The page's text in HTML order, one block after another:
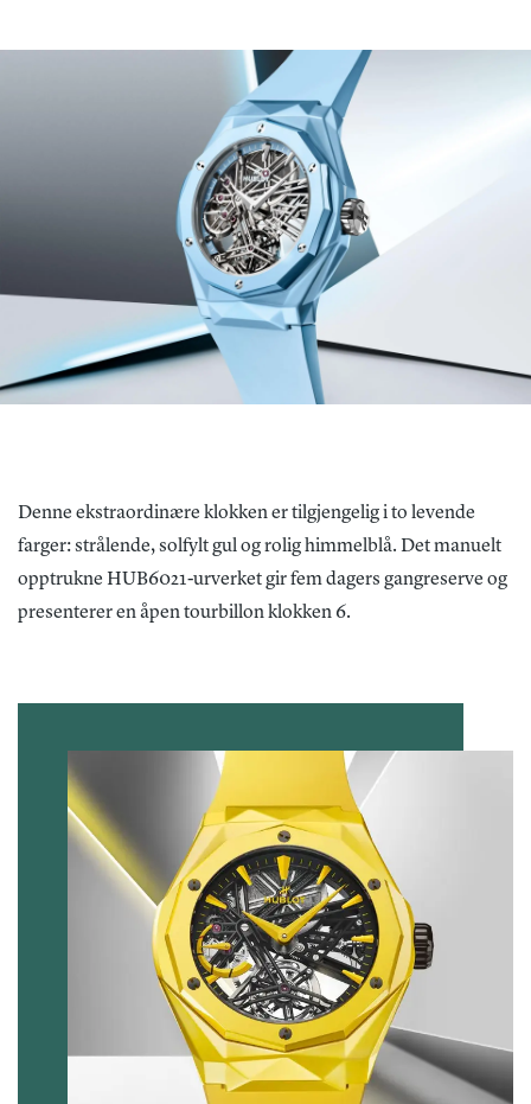
Denne ekstraordinære klokken er tilgjengelig i to levende
farger: strålende, solfylt gul og rolig himmelblå. Det manuelt
opptrukne HUB6021-urverket gir fem dagers gangreserve og
presenterer en åpen tourbillon klokken 6.